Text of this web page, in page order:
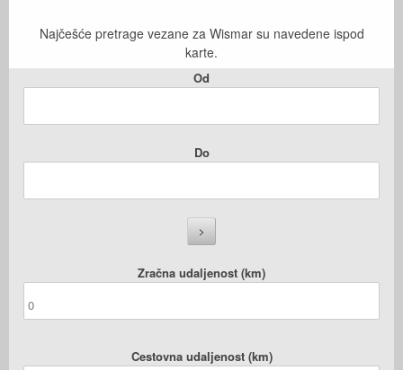
Najčešće pretrage vezane za Wismar su navedene ispod
karte.
Od
Do
Zračna udaljenost (km)
Cestovna udaljenost (km)